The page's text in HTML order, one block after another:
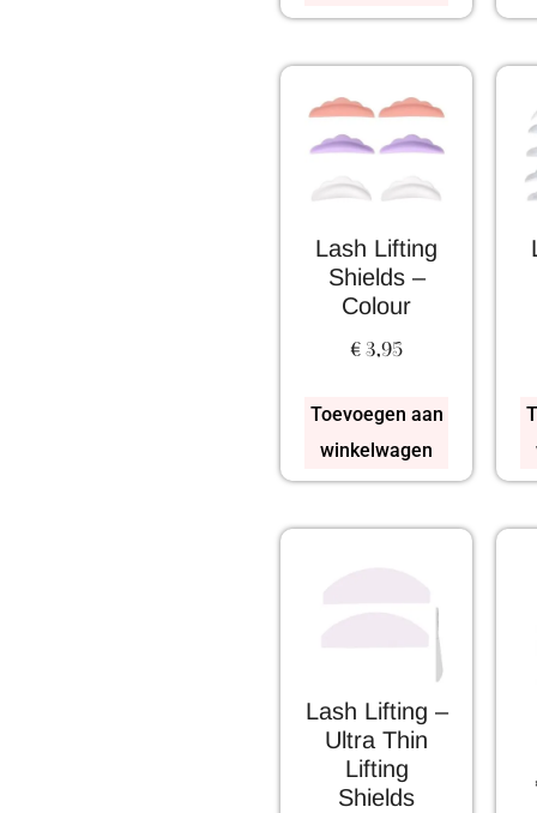
Lash Lifting
Shields –
Colour
€3,95
Toevoegen aan
winkelwagen
Lash Lifting –
Ultra Thin
Lifting
Shields